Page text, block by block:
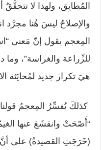
المُطابِق، ولهذا لا تتحقَّقُ
والإصلاحُ ليسَ هُنا مجرَّد
المِعجم يقول إنّ مَعنى
للزِّراعة والغراسة”،
هيَ تكرار جديد لمُحايَثة
كذلكَ يُفسِّرُ المِعجمُ
“أَصْحَتْ وانقشَعَ عنها
(خَرَجَتِ القصيدةُ) على أنَّ